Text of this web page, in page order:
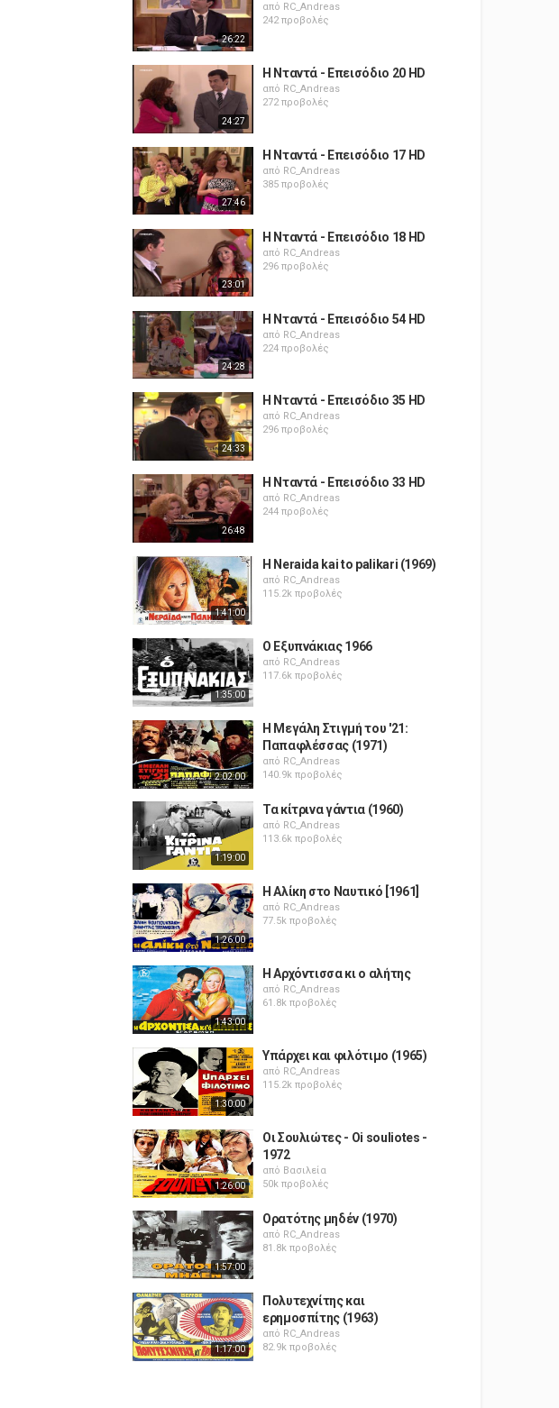
26:22
από RC_Andreas
242 προβολές
24:27
Η Νταντά - Επεισόδιο 20 HD
από RC_Andreas
272 προβολές
27:46
Η Νταντά - Επεισόδιο 17 HD
από RC_Andreas
385 προβολές
23:01
Η Νταντά - Επεισόδιο 18 HD
από RC_Andreas
296 προβολές
24:28
Η Νταντά - Επεισόδιο 54 HD
από RC_Andreas
224 προβολές
24:33
Η Νταντά - Επεισόδιο 35 HD
από RC_Andreas
296 προβολές
26:48
Η Νταντά - Επεισόδιο 33 HD
από RC_Andreas
244 προβολές
1:41:00
H Neraida kai to palikari (1969)
από RC_Andreas
115.2k προβολές
1:35:00
Ο Εξυπνάκιας 1966
από RC_Andreas
117.6k προβολές
2:02:00
Η Μεγάλη Στιγμή του '21:
Παπαφλέσσας (1971)
από RC_Andreas
140.9k προβολές
1:19:00
Τα κίτρινα γάντια (1960)
από RC_Andreas
113.6k προβολές
1:26:00
Η Αλίκη στο Ναυτικό [1961]
από RC_Andreas
77.5k προβολές
1:43:00
Η Αρχόντισσα κι ο αλήτης
από RC_Andreas
61.8k προβολές
1:30:00
Υπάρχει και φιλότιμο (1965)
από RC_Andreas
115.2k προβολές
1:26:00
Οι Σουλιώτες - Oi souliotes -
1972
από Βασιλεία
50k προβολές
1:57:00
Ορατότης μηδέν (1970)
από RC_Andreas
81.8k προβολές
1:17:00
Πολυτεχνίτης και
ερημοσπίτης (1963)
από RC_Andreas
82.9k προβολές